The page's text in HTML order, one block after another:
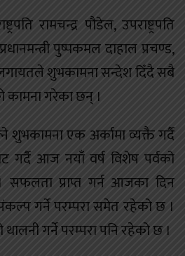
रामचन्द्र पौडेल, उपराष्ट्रपति
पुष्पकमल दाहाल प्रचण्ड,
शुभकामना सन्देश दिँदै सबै
कामना गरेका छन् ।
शुभकामना एक अर्कामा व्यक्तै गर्दै
गर्दै आज नयाँ वर्ष विशेष पर्वको
सफलता प्राप्त गर्न आजका दिन
गर्ने परम्परा समेत रहेको छ ।
गर्ने परम्परा पनि रहेको छ ।